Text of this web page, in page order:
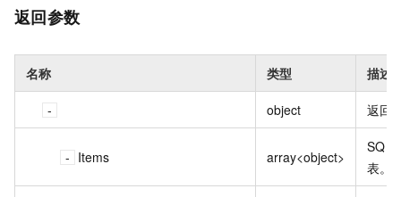
返回参数
名称 类型 描述
object 返回
Items array<object>
SQL
表。